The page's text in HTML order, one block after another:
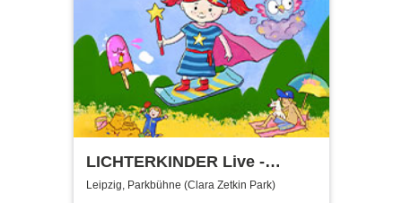
LICHTERKINDER Live -
Sommer Mitmachspaß 2026
Leipzig, Parkbühne (Clara Zetkin Park)